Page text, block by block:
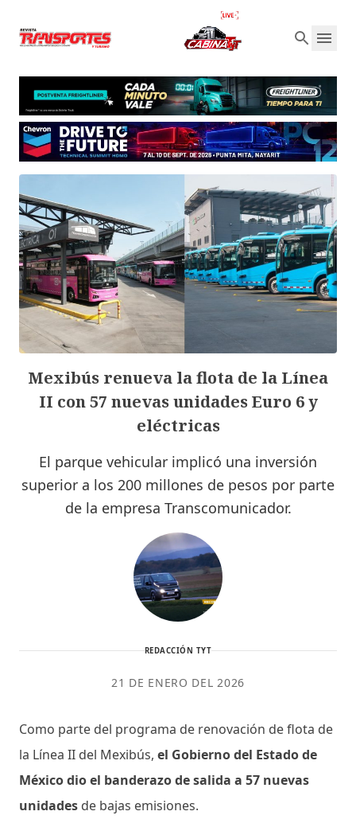
Mexibús renueva la flota de la Línea
II con 57 nuevas unidades Euro 6 y
eléctricas
El parque vehicular implicó una inversión
superior a los 200 millones de pesos por parte
de la empresa Transcomunicador.
REDACCIÓN TYT
21 DE ENERO DEL 2026
Como parte del programa de renovación de flota de
la Línea II del Mexibús, el Gobierno del Estado de
México dio el banderazo de salida a 57 nuevas
unidades de bajas emisiones.